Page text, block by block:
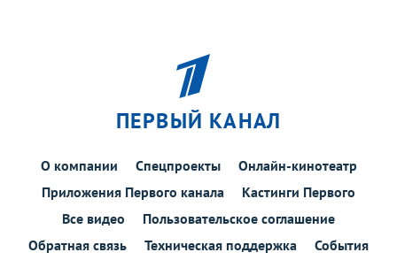
ПЕРВЫЙ КАНАЛ
О компании Спецпроекты
Онлайн-кинотеатр
Приложения Первого канала
Кастинги Первого
Все видео
Пользовательское соглашение
Обратная связь
Техническая поддержка События